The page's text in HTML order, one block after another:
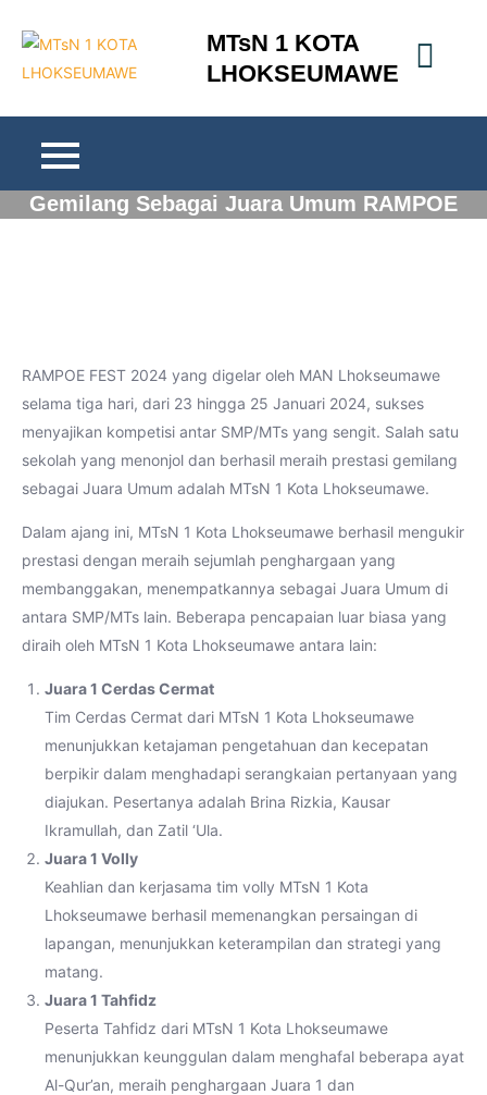
content
MTsN 1 KOTA
LHOKSEUMAWE
MTsN 1 Kota Lhokseumawe Raih Prestasi
Gemilang Sebagai Juara Umum RAMPOE
RAMPOE FEST 2024 yang digelar oleh MAN Lhokseumawe
selama tiga hari, dari 23 hingga 25 Januari 2024, sukses
menyajikan kompetisi antar SMP/MTs yang sengit. Salah satu
sekolah yang menonjol dan berhasil meraih prestasi gemilang
sebagai Juara Umum adalah MTsN 1 Kota Lhokseumawe.
Dalam ajang ini, MTsN 1 Kota Lhokseumawe berhasil mengukir
prestasi dengan meraih sejumlah penghargaan yang
membanggakan, menempatkannya sebagai Juara Umum di
antara SMP/MTs lain. Beberapa pencapaian luar biasa yang
diraih oleh MTsN 1 Kota Lhokseumawe antara lain:
Juara 1 Cerdas Cermat
Tim Cerdas Cermat dari MTsN 1 Kota Lhokseumawe
menunjukkan ketajaman pengetahuan dan kecepatan
berpikir dalam menghadapi serangkaian pertanyaan yang
diajukan. Pesertanya adalah Brina Rizkia, Kausar
Ikramullah, dan Zatil ‘Ula.
Juara 1 Volly
Keahlian dan kerjasama tim volly MTsN 1 Kota
Lhokseumawe berhasil memenangkan persaingan di
lapangan, menunjukkan keterampilan dan strategi yang
matang.
Juara 1 Tahfidz
Peserta Tahfidz dari MTsN 1 Kota Lhokseumawe
menunjukkan keunggulan dalam menghafal beberapa ayat
Al-Qur’an, meraih penghargaan Juara 1 dan